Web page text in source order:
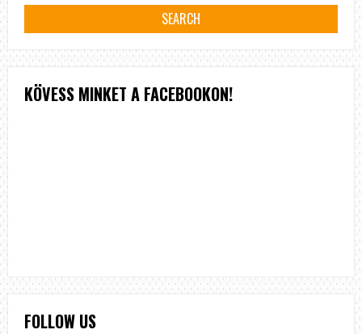
KÖVESS MINKET A FACEBOOKON!
FOLLOW US